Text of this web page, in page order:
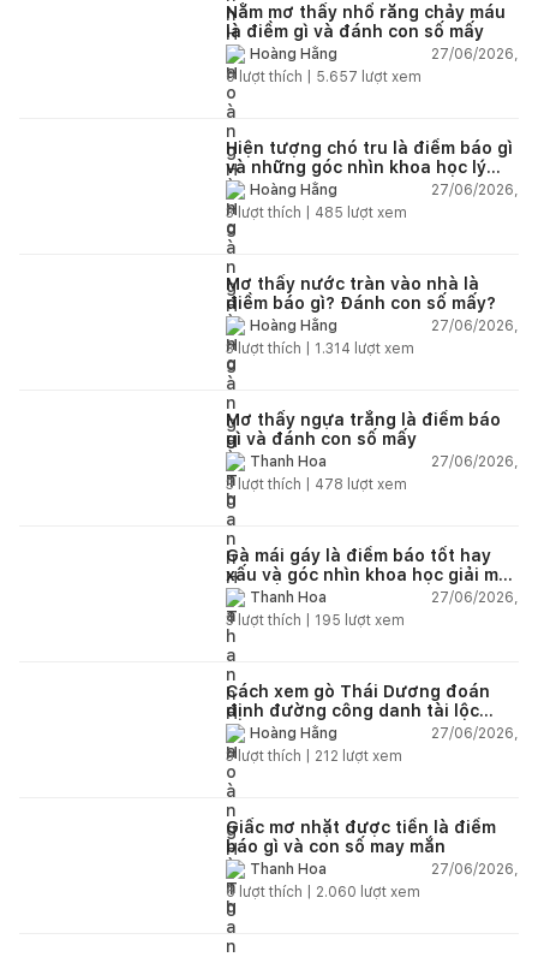
Nằm mơ thấy nhổ răng chảy máu
là điềm gì và đánh con số mấy
Hoàng Hằng
27/06/2026,
0lượt thích | 5.657 lượt xem
Hiện tượng chó tru là điềm báo gì
và những góc nhìn khoa học lý
giảiHoàng Hằng
27/06/2026,
3lượt thích | 485 lượt xem
Mơ thấy nước tràn vào nhà là
điềm báo gì? Đánh con số mấy?
Hoàng Hằng
27/06/2026,
3lượt thích | 1.314 lượt xem
Mơ thấy ngựa trắng là điềm báo
gì và đánh con số mấy
Thanh Hoa
27/06/2026,
3lượt thích | 478 lượt xem
Gà mái gáy là điềm báo tốt hay
xấu và góc nhìn khoa học giải mã
chi tiết
Thanh Hoa
27/06/2026,
3lượt thích | 195 lượt xem
Cách xem gò Thái Dương đoán
định đường công danh tài lộc
theo nhân tướng học
Hoàng Hằng
27/06/2026,
3lượt thích | 212 lượt xem
Giấc mơ nhặt được tiền là điềm
báo gì và con số may mắn
Thanh Hoa
27/06/2026,
6 lượt thích | 2.060 lượt xem